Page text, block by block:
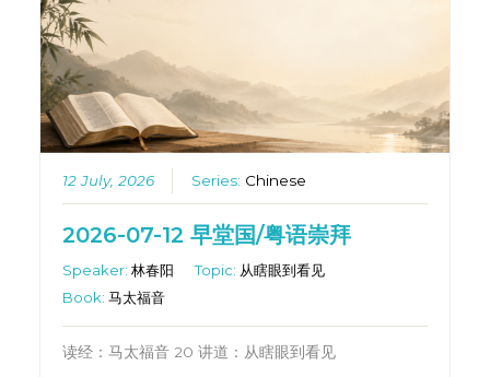
12 July, 2026 Series: Chinese
2026-07-12 早堂国/粤语崇拜
Speaker:林春阳 Topic: 从瞎眼到看见
Book:马太福音
读经：马太福音 20 讲道：从瞎眼到看见